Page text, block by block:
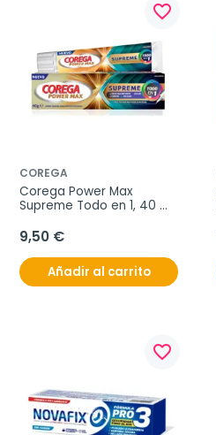
favorite_border
COREGA
Corega Power Max
Supreme Todo en 1, 40
9,50 €
Añadir al carrito
favorite_border